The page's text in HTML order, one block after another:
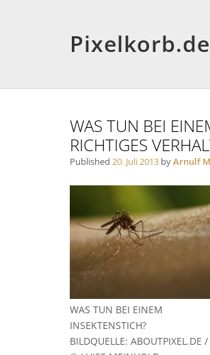
Pixelkorb.de
WAS TUN BEI
RICHTIGES
Published 20. Juli 2013 byArnulf
WAS TUN BEI EINEM
INSEKTENSTICH?
BILDQUELLE: ABOUTPIXEL.DE /